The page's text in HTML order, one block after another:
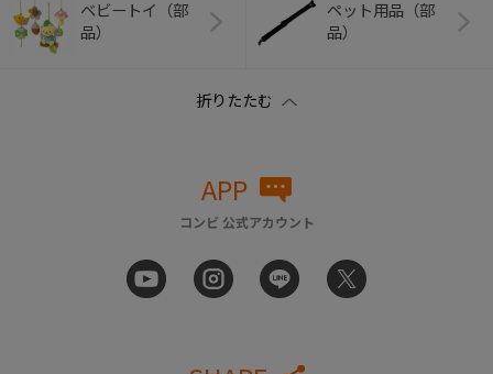
ベビートイ（部
品）
ペット用品（部
品）
APP
コンビ 公式アカウント